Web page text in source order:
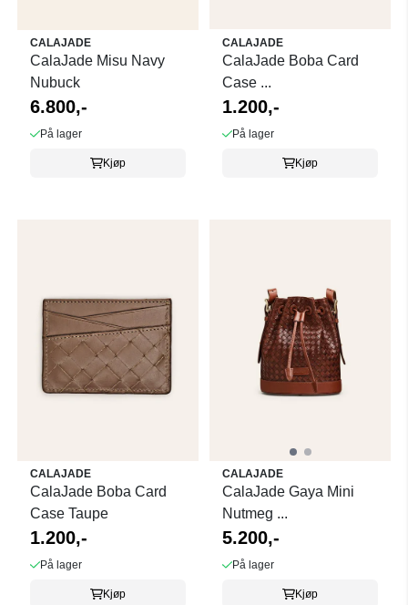
CALAJADE
CalaJade Misu Navy
Nubuck
6.800,-
På lager
Kjøp
CALAJADE
CalaJade Boba Card
Case ...
1.200,-
På lager
Kjøp
CALAJADE
CalaJade Boba Card
Case Taupe
1.200,-
På lager
Kjøp
CALAJADE
CalaJade Gaya Mini
Nutmeg ...
5.200,-
På lager
Kjøp